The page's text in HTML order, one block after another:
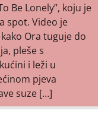
Be Lonely”, koju je
spot. Video je
Ora tuguje do
pleše s
i leži u
pjeva
suze […]